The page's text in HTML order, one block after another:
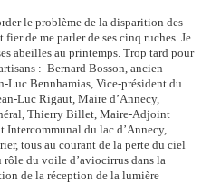
le problème de la disparition des
de me parler de ses cinq ruches. Je
abeilles au printemps. Trop tard pour
: Bernard Bosson, ancien
Luc Bennhamias, Vice-président du
Luc Rigaut, Maire d’Annecy,
Thierry Billet, Maire-Adjoint
Intercommunal du lac d’Annecy,
tous au courant de la perte du ciel
rôle du voile d’aviocirrus dans la
de la réception de la lumière